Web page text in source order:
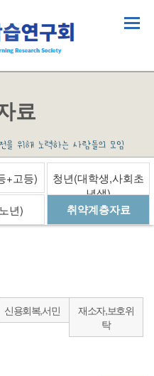
료
+고등)
청년(대학생,사회초
년생)
년) 취약계층자료
신용회복,서민
재소자,보호위
탁